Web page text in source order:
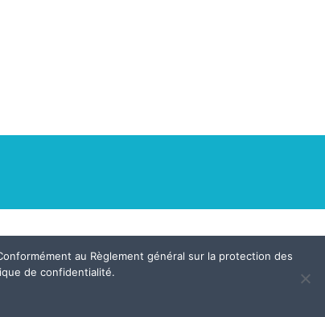
au Règlement général sur la protection des
de confidentialité.